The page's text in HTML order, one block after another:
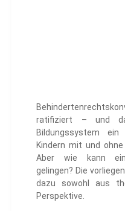
ratifiziert – und
Bildungssystem
Kindern mit und ohne
Aber wie kann
gelingen? Die
dazu sowohl aus
Perspektive.